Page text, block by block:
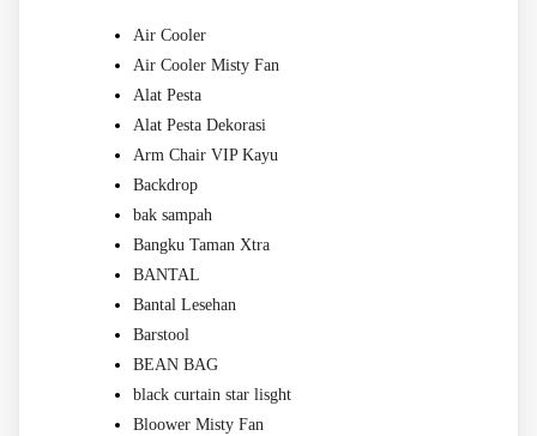
Air Cooler
Air Cooler Misty Fan
Alat Pesta
Alat Pesta Dekorasi
Arm Chair VIP Kayu
Backdrop
bak sampah
Bangku Taman Xtra
BANTAL
Bantal Lesehan
Barstool
BEAN BAG
black curtain star lisght
Bloower Misty Fan